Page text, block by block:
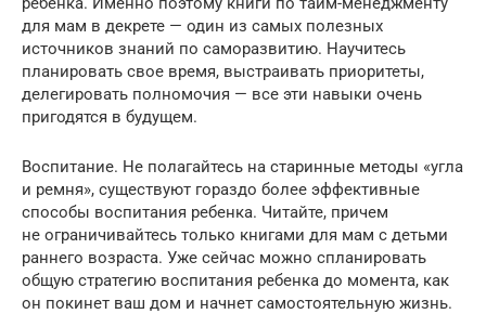
для мам в декрете — один из самых полезных
источников знаний по саморазвитию. Научитесь
планировать свое время, выстраивать приоритеты,
делегировать полномочия — все эти навыки очень
пригодятся в будущем.
Воспитание. Не полагайтесь на старинные методы «угла
и ремня», существуют гораздо более эффективные
способы воспитания ребенка. Читайте, причем
не ограничивайтесь только книгами для мам с детьми
раннего возраста. Уже сейчас можно спланировать
общую стратегию воспитания ребенка до момента, как
он покинет ваш дом и начнет самостоятельную жизнь.